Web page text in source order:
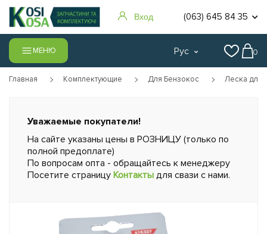
Вход (063) 645 84 35
МЕНЮ Рус 0
Главная Комплектующие Для Бензокос Леска для
Уважаемые покупатели!
На сайте указаны цены в РОЗНИЦУ (только по
полной предоплате)
По вопросам опта - обращайтесь к менеджеру
Посетите страницу Контакты для свази с нами.